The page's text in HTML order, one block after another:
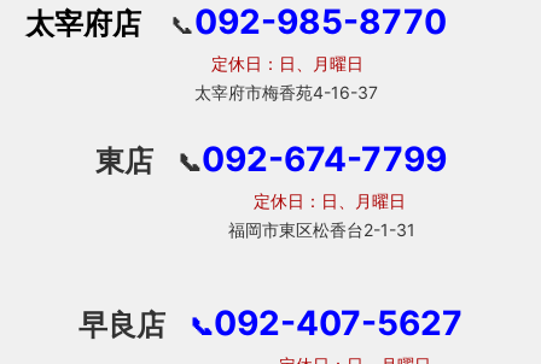
太宰府店 📞092-985-8770
定休日：日、月曜日
太宰府市梅香苑4-16-37
東店 📞092-674-7799
定休日：日、月曜日
福岡市東区松香台2-1-31
早良店 📞092-407-5627